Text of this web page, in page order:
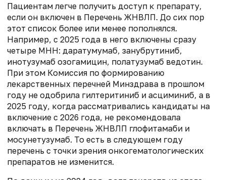
Пациентам легче получить доступ к препарату,
если он включен в Перечень ЖНВЛП. До сих пор
этот список более или менее пополнялся.
Например, с 2025 года в него включены сразу
четыре МНН: даратумумаб, занубрутиниб,
инотузумаб озогамицин, полатузумаб ведотин.
При этом Комиссия по формированию
лекарственных перечней Минздрава в прошлом
году не одобрила гилтеритиниб и асциминиб, а в
2025 году, когда рассматривались кандидаты на
включение с 2026 года, не рекомендовала
включать в Перечень ЖНВЛП глофитамаби и
мосунетузумаб. То есть в следующем году
перечень с точки зрения онкогематологических
препаратов не изменится.